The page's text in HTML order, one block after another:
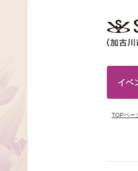
イベ
TOPペー